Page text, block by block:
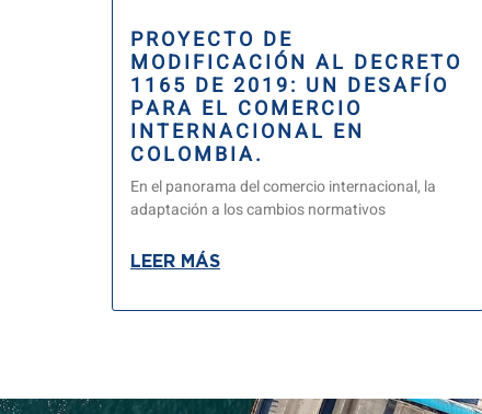
PROYECTO DE
MODIFICACIÓN AL DECRETO
1165 DE 2019: UN DESAFÍO
PARA EL COMERCIO
INTERNACIONAL EN
COLOMBIA.
En el panorama del comercio internacional, la
adaptación a los cambios normativos
LEER MÁS